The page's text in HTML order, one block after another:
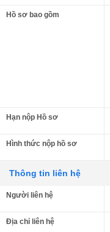
Hồ sơ bao gồm
Hạn nộp Hồ sơ
Hình thức nộp hồ sơ
Thông tin liên hệ
Người liên hệ
Địa chỉ liên hệ